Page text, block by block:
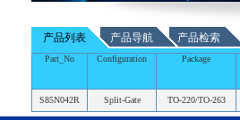
产品列表 产品导航 产品检索
Part_No Configuration Package
S85N042R Split-Gate TO-220/TO-263